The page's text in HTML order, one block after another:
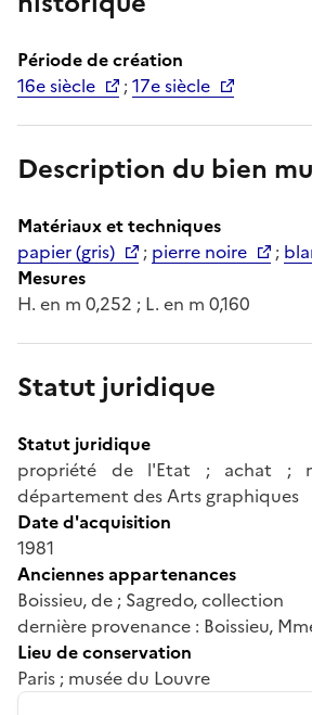
Période de création
16e siècle
;17e siècle
Description du bien
Matériaux et techniques
papier (gris)
; pierre noire ;
Mesures
H. en m 0,252 ; L. en m 0,160
Statut juridique
Statut juridique
propriété de l'Etat ; achat ;
département des Arts graphiques
Date d'acquisition
1981
Anciennes appartenances
Boissieu, de ; Sagredo, collection
dernière provenance : Boissieu,
Lieu de conservation
Paris ; musée du Louvre